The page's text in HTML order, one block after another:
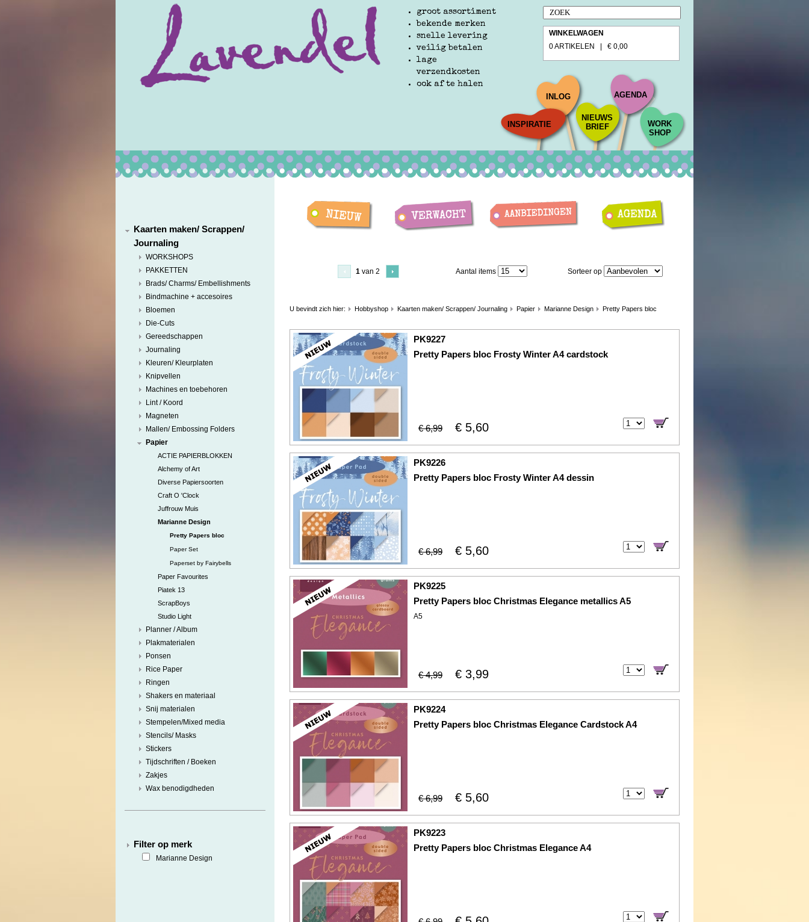
groot assortiment
bekende merken
snelle levering
veilig betalen
lage
verzendkosten
ook af te halen
WINKELWAGEN
0 ARTIKELEN | € 0,00
INSPIRATIE
INLOG
NIEUWS
BRIEF
AGENDA
WORK
SHOP
Kaarten maken/ Scrappen/
Journaling
WORKSHOPS
PAKKETTEN
Brads/ Charms/ Embellishments
Bindmachine + accesoires
Bloemen
Die-Cuts
Gereedschappen
Journaling
Kleuren/ Kleurplaten
Knipvellen
Machines en toebehoren
Lint / Koord
Magneten
Mallen/ Embossing Folders
Papier
ACTIE PAPIERBLOKKEN
Alchemy of Art
Diverse Papiersoorten
Craft O 'Clock
Juffrouw Muis
Marianne Design
Pretty Papers bloc
Paper Set
Paperset by Fairybells
Paper Favourites
Piatek 13
ScrapBoys
Studio Light
Planner / Album
Plakmaterialen
Ponsen
Rice Paper
Ringen
Shakers en materiaal
Snij materialen
Stempelen/Mixed media
Stencils/ Masks
Stickers
Tijdschriften / Boeken
Zakjes
Wax benodigdheden
Filter op merk
Marianne Design
1van 2 Aantal items Sorteer op
U bevindt zich hier: Hobbyshop Kaarten maken/ Scrappen/ Journaling Papier Marianne Design Pretty Papers bloc
PK9227
Pretty Papers bloc Frosty Winter A4 cardstock
€ 6,99 € 5,60
PK9226
Pretty Papers bloc Frosty Winter A4 dessin
€ 6,99 € 5,60
PK9225
Pretty Papers bloc Christmas Elegance metallics A5
A5
€ 4,99 € 3,99
PK9224
Pretty Papers bloc Christmas Elegance Cardstock A4
€ 6,99 € 5,60
PK9223
Pretty Papers bloc Christmas Elegance A4